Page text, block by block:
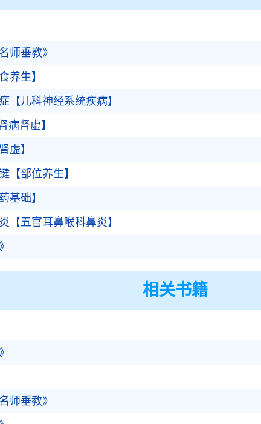
师垂教》
养生】
【儿科神经系统疾病】
病肾虚】
虚】
【部位养生】
基础】
【五官耳鼻喉科鼻炎】
相关书籍
师垂教》